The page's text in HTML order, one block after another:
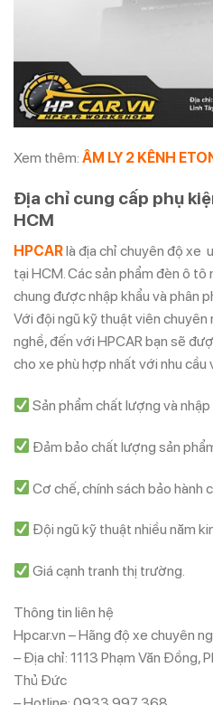
Xem thêm: ÂM LY 2 KÊNH
Địa chỉ cung cấp phụ
HCM
HPCARlà địa chỉ chuyên độ xe
tại HCM. Các sản phẩm đèn ô
chung được nhập khẩu và phân
Với đội ngũ kỹ thuật viên
nghề, đến với HPCAR bạn sẽ
cho xe phù hợp nhất với nhu cầu
Sản phẩm chất lượng và
Đảm bảo chất lượng sản
Cơ chế, chính sách bảo hành
Đội ngũ kỹ thuật nhiều năm
Giá cạnh tranh thị trường.
Thông tin liên hệ
Hpcar.vn – Hãng độ xe chuyên
– Địa chỉ: 1113 Phạm Văn Đồng,
Thủ Đức